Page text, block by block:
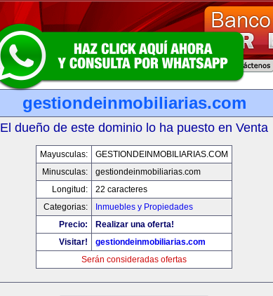
gestiondeinmobiliarias.com
El dueño de este dominio lo ha puesto en Venta
Mayusculas:
GESTIONDEINMOBILIARIAS.COM
Minusculas:
gestiondeinmobiliarias.com
Longitud:
22 caracteres
Categorias:
Inmuebles y Propiedades
Precio:
Realizar una oferta!
Visitar!
gestiondeinmobiliarias.com
Serán consideradas ofertas